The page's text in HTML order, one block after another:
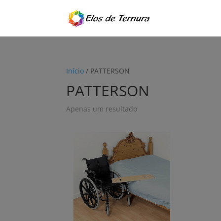
Início / PATTERSON
PATTERSON
Apenas um resultado